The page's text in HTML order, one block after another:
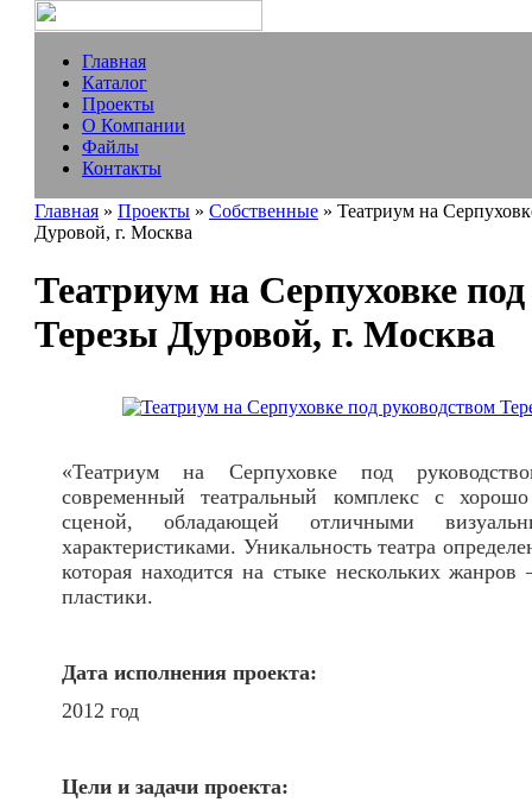
Главная
Каталог
Проекты
О Компании
Файлы
Контакты
Главная » Проекты » Собственные » Театриум на
Дуровой, г. Москва
Театриум на Серпуховке
Терезы Дуровой, г. Москва
«Театриум на Серпуховке под
современный театральный комплекс с
сценой, обладающей отличными
характеристиками. Уникальность театра
которая находится на стыке нескольких
пластики.
Дата исполнения проекта:
2012 год
Цели и задачи проекта: